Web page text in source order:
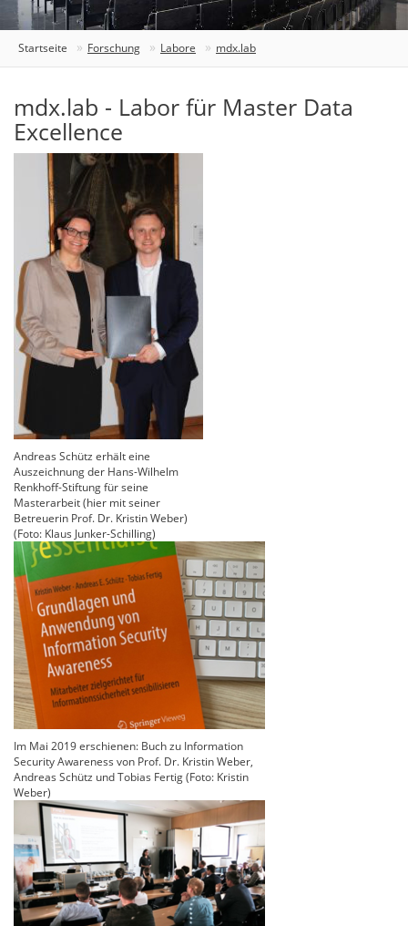
Startseite Forschung Labore mdx.lab
mdx.lab - Labor für Master Data
Excellence
Andreas Schütz erhält eine
Auszeichnung der Hans-Wilhelm
Renkhoff-Stiftung für seine
Masterarbeit (hier mit seiner
Betreuerin Prof. Dr. Kristin Weber)
(Foto: Klaus Junker-Schilling)
Im Mai 2019 erschienen: Buch zu Information
Security Awareness von Prof. Dr. Kristin Weber,
Andreas Schütz und Tobias Fertig (Foto: Kristin
Weber)